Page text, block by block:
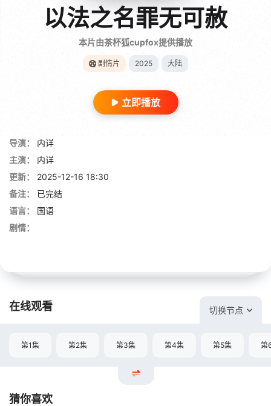
以法之名罪无可赦
本片由茶杯狐cupfox提供播放
剧情片 2025 大陆
立即播放
导演：
内详
主演：
内详
更新：
2025-12-16 18:30
备注：
已完结
语言：
国语
剧情：
在线观看 切换节点
第1集 第2集 第3集 第4集 第5集 第
猜你喜欢